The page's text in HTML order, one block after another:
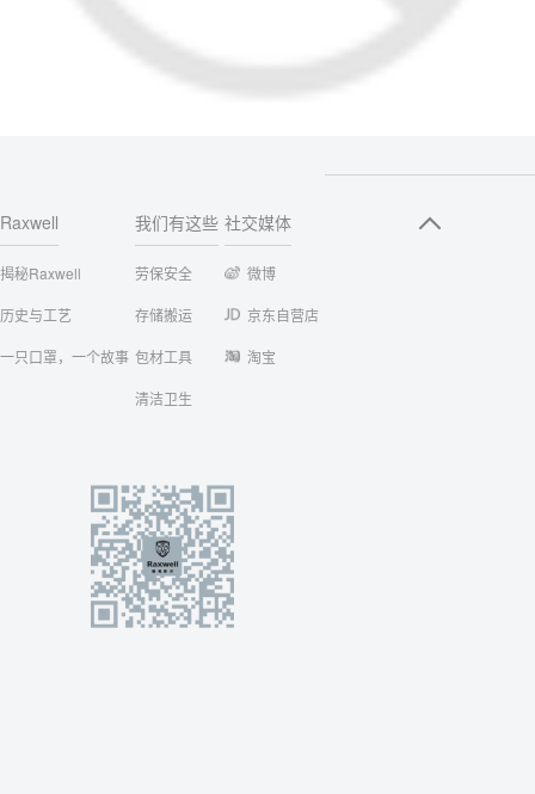
Raxwell
揭秘Raxwell
历史与工艺
一只口罩，一个故事
我们有这些
劳保安全
存储搬运
包材工具
清洁卫生
社交媒体
微博
京东自营店
淘宝